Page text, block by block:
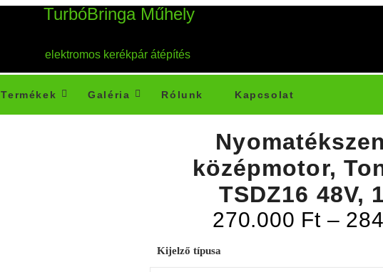
TurbóBringa Műhely
elektromos kerékpár átépítés
Termékek Galéria Rólunk Kapcsolat
középmotor,
TSDZ16 48V,
270.000 Ft –
Kijelző típusa